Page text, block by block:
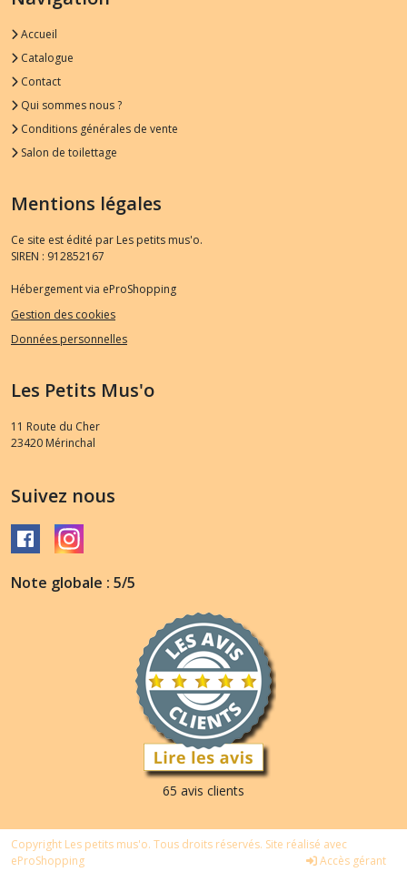
Accueil
Catalogue
Contact
Qui sommes nous ?
Conditions générales de vente
Salon de toilettage
Mentions légales
Ce site est édité par Les petits mus'o.
SIREN : 912852167
Hébergement via eProShopping
Gestion des cookies
Données personnelles
Les Petits Mus'o
11 Route du Cher
23420 Mérinchal
Suivez nous
Note globale : 5/5
65 avis clients
Copyright Les petits mus'o. Tous droits réservés. Site réalisé avec
eProShopping
Accès gérant